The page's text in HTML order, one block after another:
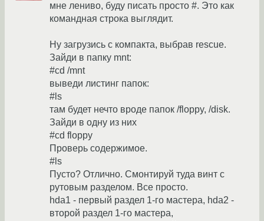
мне лениво, буду писать просто #. Это как
командная строка выглядит.
Ну загрузись с компакта, выбрав rescue.
Зайди в папку mnt:
#cd /mnt
выведи листинг папок:
#ls
там будет нечто вроде папок /floppy, /disk.
Зайди в одну из них
#cd floppy
Проверь содержимое.
#ls
Пусто? Отлично. Смонтируй туда винт с
рутовым разделом. Все просто.
hda1 - первый раздел 1-го мастера, hda2 -
второй раздел 1-го мастера,